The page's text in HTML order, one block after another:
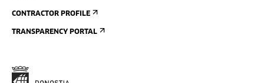
CONTRACTOR PROFILE
TRANSPARENCY PORTAL